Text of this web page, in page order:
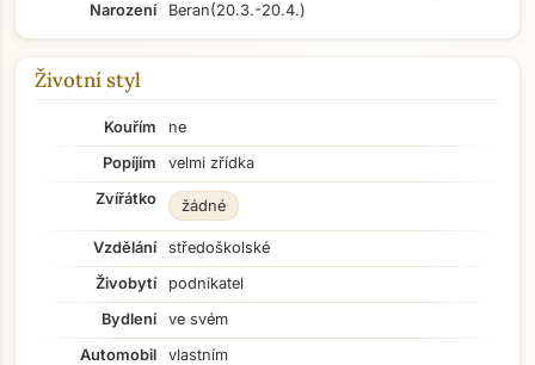
Narození
Beran(20.3.-20.4.)
Životní styl
Kouřím
ne
Popíjím
velmi zřídka
Zvířátko
žádné
Vzdělání
středoškolské
Živobytí
podnikatel
Bydlení
ve svém
Automobil
vlastním